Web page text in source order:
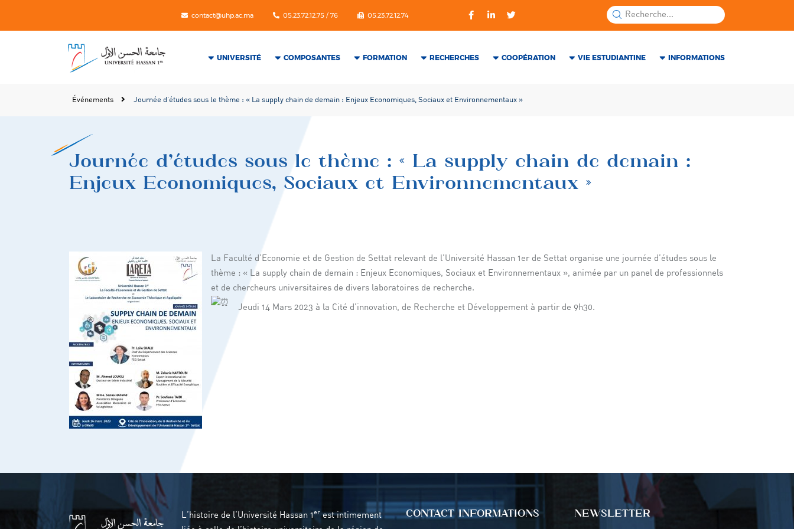
contact@uhp.ac.ma 05.23.72.12.75 / 76 05.23.72.12.74
UNIVERSITÉ COMPOSANTES FORMATION RECHERCHES COOPÉRATION VIE ESTUDIANTINE INFORMATIONS
Événements Journée d’études sous le thème : « La supply chain de demain : Enjeux Economiques, Sociaux et Environnementaux »
Journée d’études sous le thème : « La supply chain de demain :
Enjeux Economiques, Sociaux et Environnementaux »
La Faculté d’Economie et de Gestion de Settat relevant de l’Université Hassan 1er de Settat organise une journée d’études sous le
thème : « La supply chain de demain : Enjeux Economiques, Sociaux et Environnementaux », animée par un panel de professionnels
et de chercheurs universitaires de divers laboratoires de recherche.
Jeudi 14 Mars 2023 à la Cité d’innovation, de Recherche et Développement à partir de 9h30.
L’histoire de l’Université Hassan 1erest intimement
CONTACT INFORMATIONS NEWSLETTER